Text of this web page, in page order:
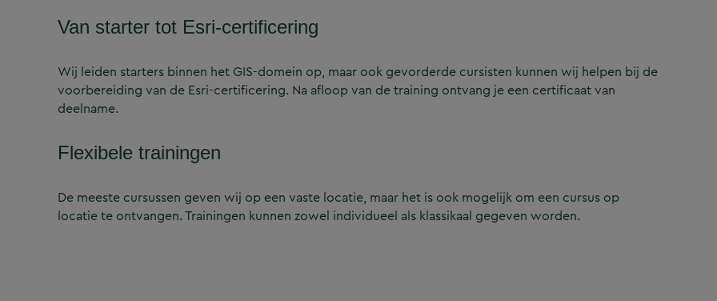
Van starter tot Esri-certificering
Wij leiden starters binnen het GIS-domein op, maar ook gevorderde cursisten kunnen wij helpen bij de
voorbereiding van de Esri-certificering. Na afloop van de training ontvang je een certificaat van
deelname.
Flexibele trainingen
De meeste cursussen geven wij op een vaste locatie, maar het is ook mogelijk om een cursus op
locatie te ontvangen. Trainingen kunnen zowel individueel als klassikaal gegeven worden.